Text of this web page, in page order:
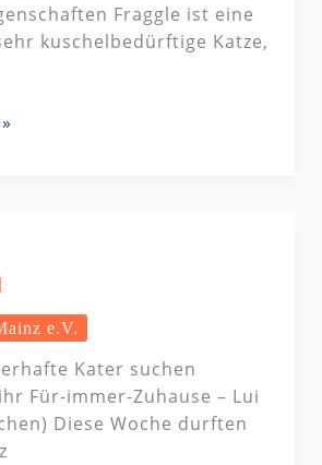
Fraggle ist eine
kuschelbedürftige Katze,
e.V.
Kater suchen
Für-immer-Zuhause – Lui
Diese Woche durften